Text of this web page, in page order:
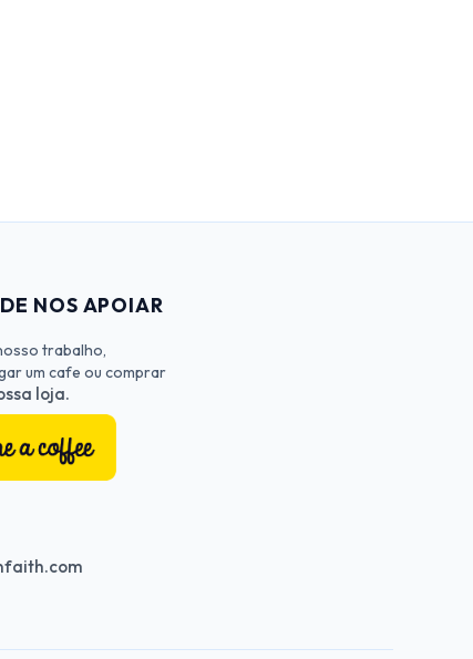
NOS APOIAR
trabalho,
um cafe ou comprar
loja.